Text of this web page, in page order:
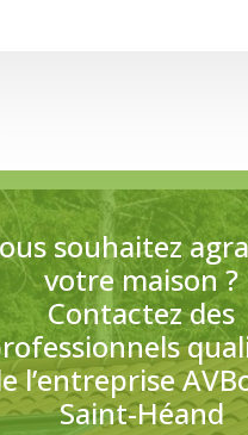
souhaitez
votre maison ?
Contactez des
l’entreprise
Saint-Héand